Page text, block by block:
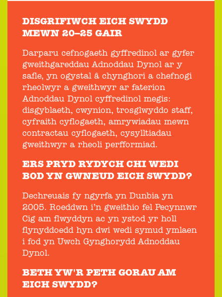
DISGRIFIWCH EICH SWYDD
MEWN 20–25 GAIR
Darparu cefnogaeth gyffredinol ar gyfer
gweithgareddau Adnoddau Dynol ar y
safle, yn ogystal â chynghori a chefnogi
rheolwyr a gweithwyr ar faterion
Adnoddau Dynol cyffredinol megis:
disgyblaeth, cwynion, trosglwyddo staff,
cyfraith cyflogaeth, amrywiadau mewn
contractau cyflogaeth, cysylltiadau
gweithwyr a rheoli perfformiad.
ERS PRYD RYDYCH CHI WEDI
BOD YN GWNEUD EICH SWYDD?
Dechreuais fy ngyrfa yn Dunbia yn
2005. Roeddwn i’n gweithio fel Pecynnwr
Cig am flwyddyn ac yn ystod yr holl
flynyddoedd hyn dwi wedi symud ymlaen
i fod yn Uwch Gynghorydd Adnoddau
Dynol.
BETH YW'R PETH GORAU AM
EICH SWYDD?